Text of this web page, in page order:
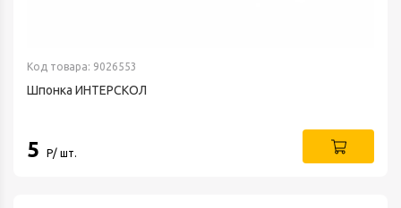
Код товара: 9026553
Шпонка ИНТЕРСКОЛ
5 Р/ шт.